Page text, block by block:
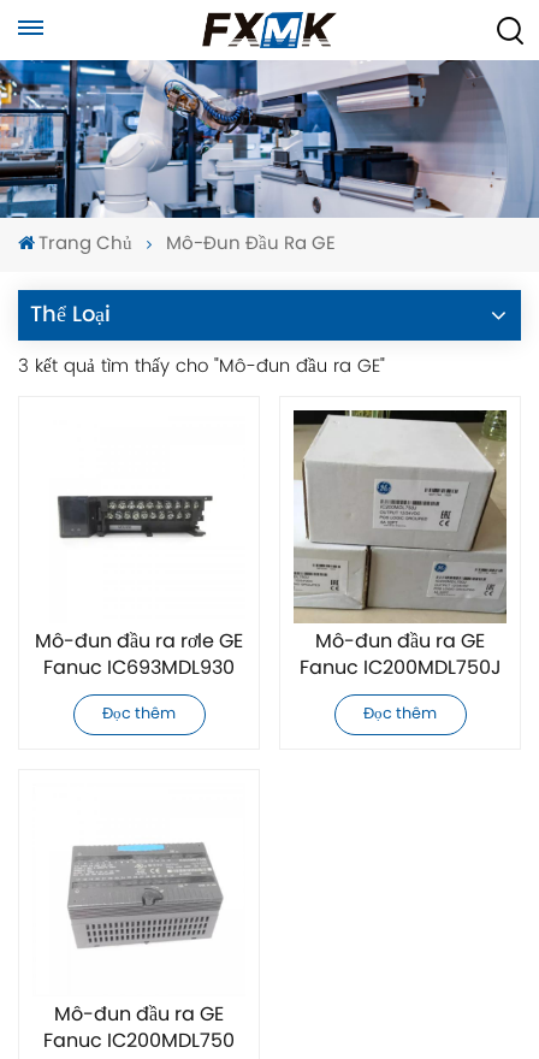
Trang Chủ Mô-Đun Đầu Ra GE
Thể Loại
3 kết quả tìm thấy cho "Mô-đun đầu ra GE"
Mô-đun đầu ra rơle GE
Fanuc IC693MDL930
hoàn toàn mới
Đọc thêm
Mô-đun đầu ra GE
Fanuc IC200MDL750J
gốc mới
Đọc thêm
Mô-đun đầu ra GE
Fanuc IC200MDL750